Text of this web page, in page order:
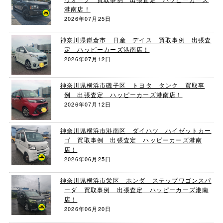
港南店！
2026年07月25日
神奈川県鎌倉市 日産 デイス 買取事例 出張査
定 ハッピーカーズ港南店！
2026年07月12日
神奈川県横浜市磯子区 トヨタ タンク 買取事
例 出張査定 ハッピーカーズ港南店！
2026年07月12日
神奈川県横浜市港南区 ダイハツ ハイゼットカー
ゴ 買取事例 出張査定 ハッピーカーズ港南
店！
2026年06月25日
神奈川県横浜市栄区 ホンダ ステップワゴンスパ
ーダ 買取事例 出張査定 ハッピーカーズ港南
店！
2026年06月20日